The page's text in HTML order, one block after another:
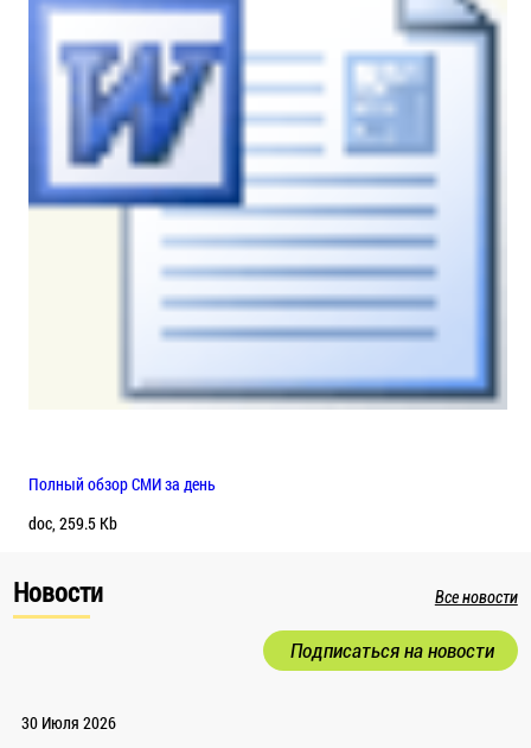
Полный обзор СМИ за день
doc, 259.5 Kb
Новости Все новости
Подписаться на новости
30 Июля 2026